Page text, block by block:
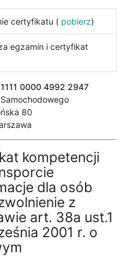
certyfikatu ( pobierz)
egzamin i certyfikat
0000 4992 2947
80
kompetencji
dla osób
z
art. 38a ust.1
2001 r. o